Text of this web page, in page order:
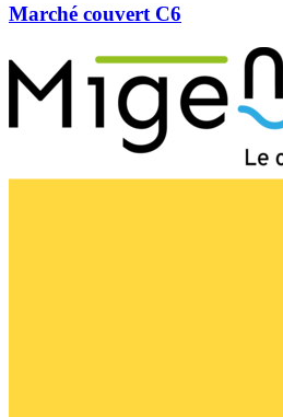
Marché couvert C6
Précédent
Suivant